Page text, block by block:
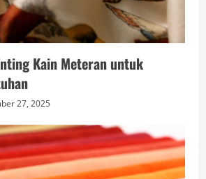
Kain Meteran untuk
27, 2025